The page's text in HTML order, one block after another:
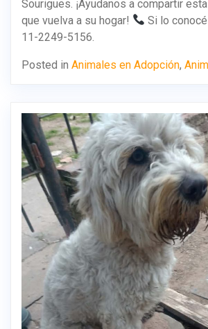
Sourigues. ¡Ayudanos a compartir
que vuelva a su hogar!
Si lo
11-2249-5156.
Posted in Animales en Adopción,